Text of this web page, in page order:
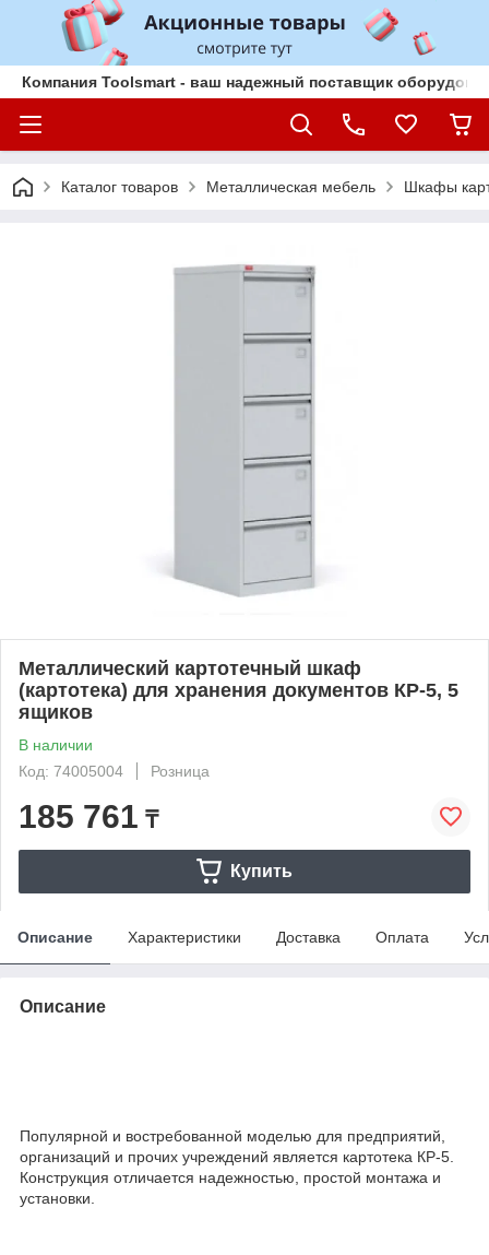
Компания Toolsmart - ваш надежный поставщик
Каталог товаров Металлическая мебель Шкафы
Металлический картотечный шкаф
(картотека) для хранения документов КР-5, 5
ящиков
В наличии
Код: 74005004
Розница
185 761 ₸
Купить
Описание Характеристики Доставка Оплата
Описание
Популярной и востребованной моделью для предприятий,
организаций и прочих учреждений является картотека КР-5.
Конструкция отличается надежностью, простой монтажа и
установки.